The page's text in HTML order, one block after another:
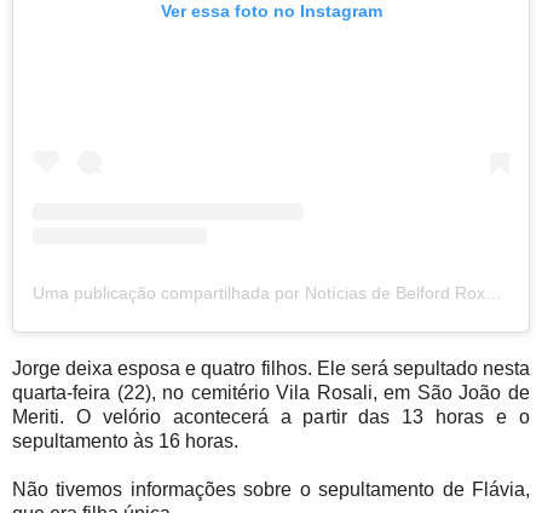
Ver essa foto no Instagram
Uma publicação compartilhada por Notícias de Belford Roxo (@noticiasbelfordroxo)
Jorge deixa esposa e quatro filhos. Ele será sepultado nesta
quarta-feira (22), no cemitério Vila Rosali, em São João de
Meriti. O velório acontecerá a partir das 13 horas e o
sepultamento às 16 horas.
Não tivemos informações sobre o sepultamento de Flávia,